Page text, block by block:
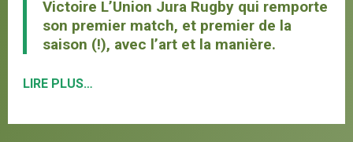
Victoire L’Union Jura Rugby qui remporte
son premier match, et premier de la
saison (!), avec l’art et la manière.
LIRE PLUS…